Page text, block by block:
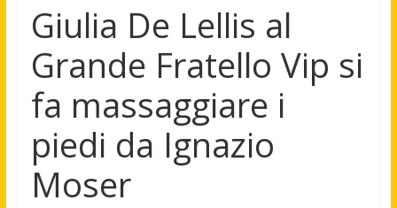
Giulia De Lellis al
Grande Fratello Vip si
fa massaggiare i
piedi da Ignazio
Moser